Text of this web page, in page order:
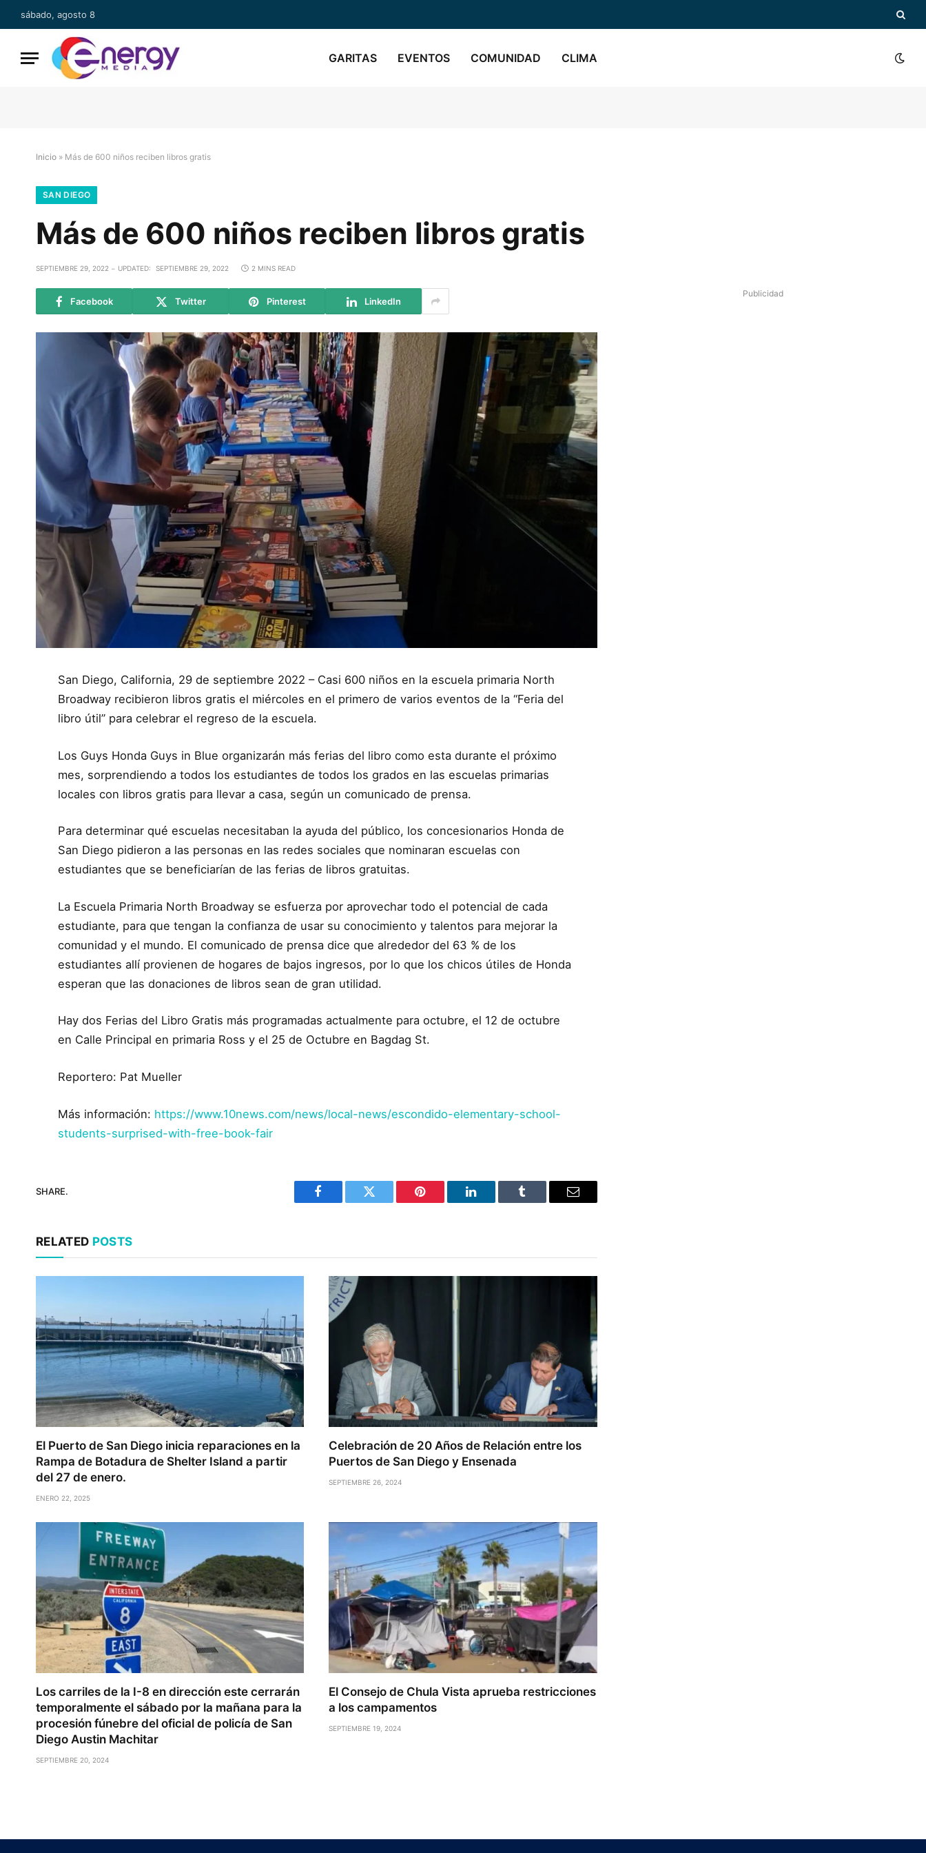
sábado, agosto 8
GARITAS EVENTOS COMUNIDAD CLIMA
Inicio » Más de 600 niños reciben libros gratis
SAN DIEGO
Más de 600 niños reciben libros gratis
SEPTIEMBRE 29, 2022 UPDATED: SEPTIEMBRE 29, 2022 2 MINS READ
Facebook Twitter Pinterest LinkedIn
San Diego, California, 29 de septiembre 2022 – Casi 600 niños en la escuela primaria North
Broadway recibieron libros gratis el miércoles en el primero de varios eventos de la “Feria del
libro útil” para celebrar el regreso de la escuela.
Los Guys Honda Guys in Blue organizarán más ferias del libro como esta durante el próximo
mes, sorprendiendo a todos los estudiantes de todos los grados en las escuelas primarias
locales con libros gratis para llevar a casa, según un comunicado de prensa.
Para determinar qué escuelas necesitaban la ayuda del público, los concesionarios Honda de
San Diego pidieron a las personas en las redes sociales que nominaran escuelas con
estudiantes que se beneficiarían de las ferias de libros gratuitas.
La Escuela Primaria North Broadway se esfuerza por aprovechar todo el potencial de cada
estudiante, para que tengan la confianza de usar su conocimiento y talentos para mejorar la
comunidad y el mundo. El comunicado de prensa dice que alrededor del 63 % de los
estudiantes allí provienen de hogares de bajos ingresos, por lo que los chicos útiles de Honda
esperan que las donaciones de libros sean de gran utilidad.
Hay dos Ferias del Libro Gratis más programadas actualmente para octubre, el 12 de octubre
en Calle Principal en primaria Ross y el 25 de Octubre en Bagdag St.
Reportero: Pat Mueller
Más información: https://www.10news.com/news/local-news/escondido-elementary-school-
students-surprised-with-free-book-fair
SHARE.
Facebook Twitter Pinterest LinkedIn Tumblr Email
RELATED POSTS
El Puerto de San Diego inicia reparaciones en la
Rampa de Botadura de Shelter Island a partir
del 27 de enero.
ENERO 22, 2025
Celebración de 20 Años de Relación entre los
Puertos de San Diego y Ensenada
SEPTIEMBRE 26, 2024
Los carriles de la I-8 en dirección este cerrarán
temporalmente el sábado por la mañana para la
procesión fúnebre del oficial de policía de San
Diego Austin Machitar
SEPTIEMBRE 20, 2024
El Consejo de Chula Vista aprueba restricciones
a los campamentos
SEPTIEMBRE 19, 2024
Publicidad